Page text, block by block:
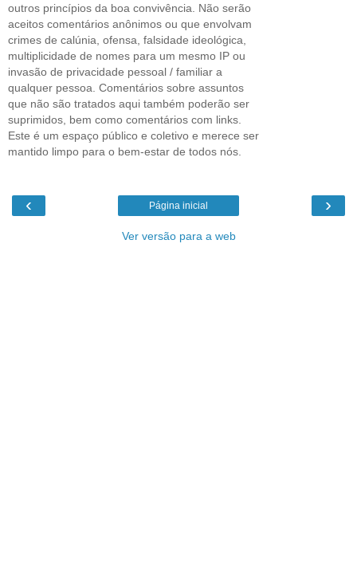
outros princípios da boa convivência. Não serão
aceitos comentários anônimos ou que envolvam
crimes de calúnia, ofensa, falsidade ideológica,
multiplicidade de nomes para um mesmo IP ou
invasão de privacidade pessoal / familiar a
qualquer pessoa. Comentários sobre assuntos
que não são tratados aqui também poderão ser
suprimidos, bem como comentários com links.
Este é um espaço público e coletivo e merece ser
mantido limpo para o bem-estar de todos nós.
‹ ›
Página inicial
Ver versão para a web